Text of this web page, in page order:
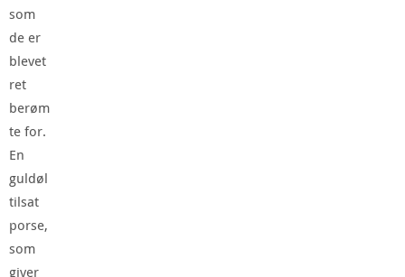
som
de er
blevet
ret
berøm
te for.
En
guldøl
tilsat
porse,
som
giver